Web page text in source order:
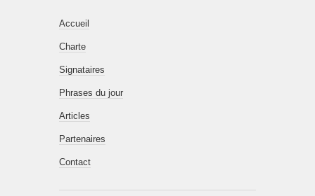
Accueil
Charte
Signataires
Phrases du jour
Articles
Partenaires
Contact